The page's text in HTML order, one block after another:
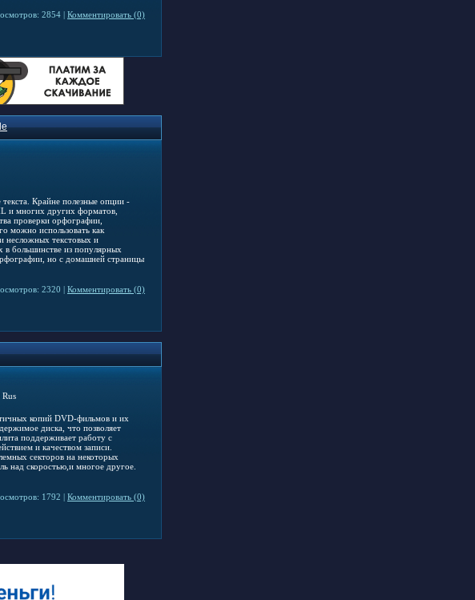
2854 | Комментировать (0)
Крайне полезные опции -
и многих других форматов,
проверки орфографии,
можно использовать как
несложных текстовых и
большинстве из популярных
но с домашней страницы
2320 | Комментировать (0)
копий DVD-фильмов и их
диска, что позволяет
поддерживает работу с
и качеством записи.
секторов на некоторых
над скоростью,и многое другое.
1792 | Комментировать (0)